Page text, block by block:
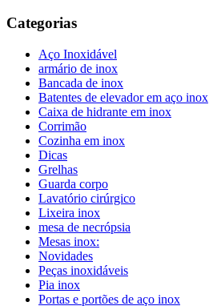
Categorias
Aço Inoxidável
armário de inox
Bancada de inox
Batentes de elevador em aço inox
Caixa de hidrante em inox
Corrimão
Cozinha em inox
Dicas
Grelhas
Guarda corpo
Lavatório cirúrgico
Lixeira inox
mesa de necrópsia
Mesas inox:
Novidades
Peças inoxidáveis
Pia inox
Portas e portões de aço inox